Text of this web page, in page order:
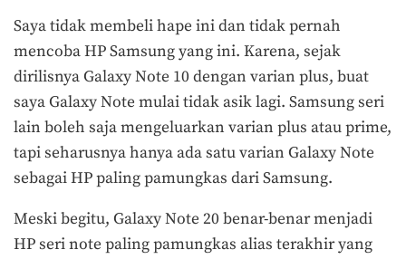
Saya tidak membeli hape ini dan tidak pernah
mencoba HP Samsung yang ini. Karena, sejak
dirilisnya Galaxy Note 10 dengan varian plus, buat
saya Galaxy Note mulai tidak asik lagi. Samsung seri
lain boleh saja mengeluarkan varian plus atau prime,
tapi seharusnya hanya ada satu varian Galaxy Note
sebagai HP paling pamungkas dari Samsung.
Meski begitu, Galaxy Note 20 benar-benar menjadi
HP seri note paling pamungkas alias terakhir yang